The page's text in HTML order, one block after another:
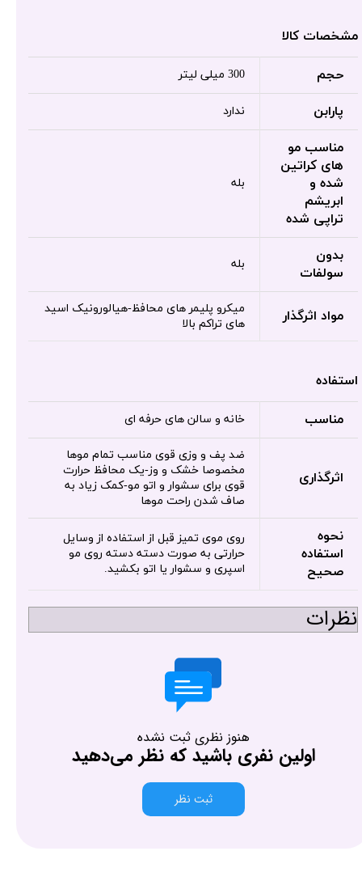
مشخصات کالا
حجم 300 میلی لیتر
پارابن ندارد
مناسب مو
های کراتین
شده و
ابریشم
تراپی شده
بله
بدون
سولفات
بله
مواد اثرگذار
میکرو پلیمر های محافظ-هیالورونیک اسید
های تراکم بالا
استفاده
مناسب خانه و سالن های حرفه ای
اثرگذاری
ضد پف و وزی قوی مناسب تمام موها
مخصوصا خشک و وز-یک محافظ حرارت
قوی برای سشوار و اتو مو-کمک زیاد به
صاف شدن راحت موها
نحوه
استفاده
صحیح
روی موی تمیز قبل از استفاده از وسایل
حرارتی به صورت دسته دسته روی مو
اسپری و سشوار یا اتو بکشید.
نظرات
هنوز نظری ثبت نشده
اولین نفری باشید که نظر می‌دهید
ثبت نظر